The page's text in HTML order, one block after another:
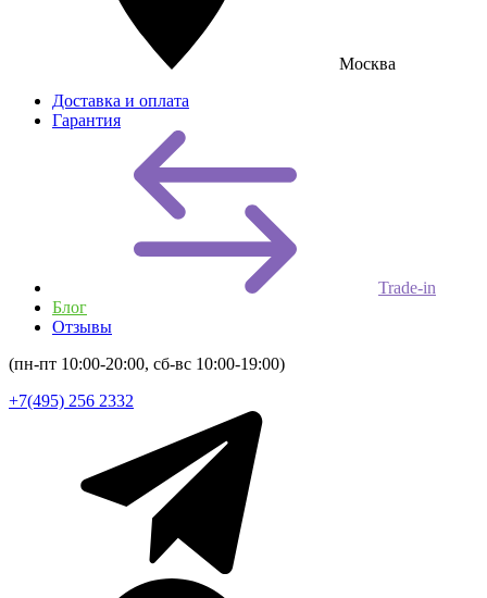
Москва
Доставка и оплата
Гарантия
Trade-in
Блог
Отзывы
(пн-пт 10:00-20:00, сб-вс 10:00-19:00)
+7(495) 256 2332